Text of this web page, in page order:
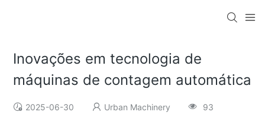
Inovações em tecnologia de
máquinas de contagem automática
2025-06-30 Urban Machinery 93